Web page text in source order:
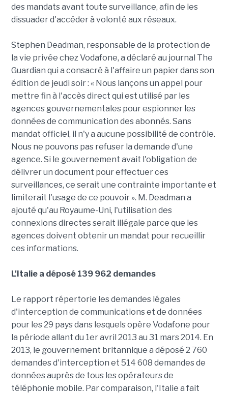
des mandats avant toute surveillance, afin de les
dissuader d'accéder à volonté aux réseaux.
Stephen Deadman, responsable de la protection de
la vie privée chez Vodafone, a déclaré au journal The
Guardian qui a consacré à l'affaire un papier dans son
édition de jeudi soir : « Nous lançons un appel pour
mettre fin à l'accès direct qui est utilisé par les
agences gouvernementales pour espionner les
données de communication des abonnés. Sans
mandat officiel, il n'y a aucune possibilité de contrôle.
Nous ne pouvons pas refuser la demande d'une
agence. Si le gouvernement avait l'obligation de
délivrer un document pour effectuer ces
surveillances, ce serait une contrainte importante et
limiterait l'usage de ce pouvoir ». M. Deadman a
ajouté qu'au Royaume-Uni, l'utilisation des
connexions directes serait illégale parce que les
agences doivent obtenir un mandat pour recueillir
ces informations.
L'Italie a déposé 139 962 demandes
Le rapport répertorie les demandes légales
d'interception de communications et de données
pour les 29 pays dans lesquels opère Vodafone pour
la période allant du 1er avril 2013 au 31 mars 2014. En
2013, le gouvernement britannique a déposé 2 760
demandes d'interception et 514 608 demandes de
données auprès de tous les opérateurs de
téléphonie mobile. Par comparaison, l'Italie a fait